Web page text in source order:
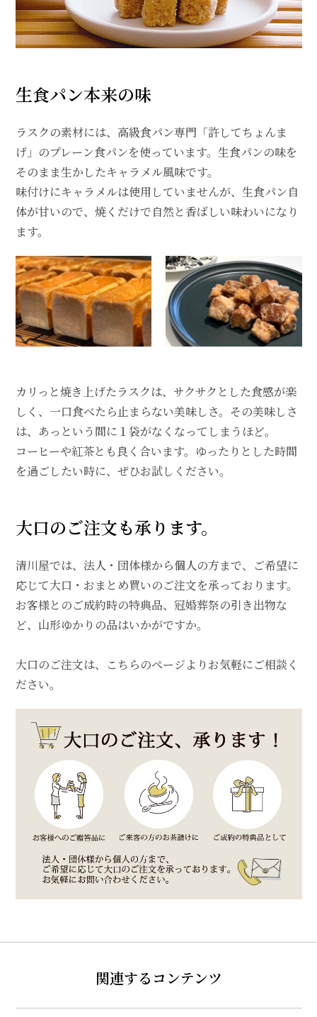
生食パン本来の味
ラスクの素材には、高級食パン専門「許してちょんま
げ」のプレーン食パンを使っています。生食パンの味を
そのまま生かしたキャラメル風味です。
味付けにキャラメルは使用していませんが、生食パン自
体が甘いので、焼くだけで自然と香ばしい味わいになり
ます。
カリっと焼き上げたラスクは、サクサクとした食感が楽
しく、一口食べたら止まらない美味しさ。その美味しさ
は、あっという間に１袋がなくなってしまうほど。
コーヒーや紅茶とも良く合います。ゆったりとした時間
を過ごしたい時に、ぜひお試しください。
大口のご注文も承ります。
清川屋では、法人・団体様から個人の方まで、ご希望に
応じて大口・おまとめ買いのご注文を承っております。
お客様とのご成約時の特典品、冠婚葬祭の引き出物な
ど、山形ゆかりの品はいかがですか。
大口のご注文は、 こちらのページよりお気軽にご相談く
ださい。
関連するコンテンツ